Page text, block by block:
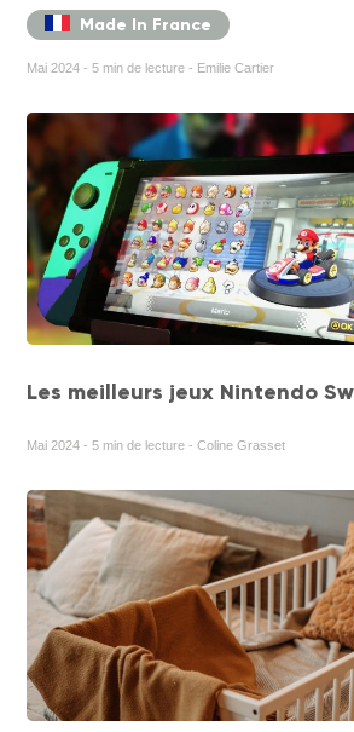
Made In France
Mai 2024 - 5 min de lecture - Emilie Cartier
Les meilleurs jeux Nintendo
Mai 2024 - 5 min de lecture - Coline Grasset